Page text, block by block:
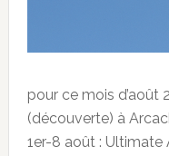
pour ce mois d’août
(découverte) à
1er-8 août : Ultimate